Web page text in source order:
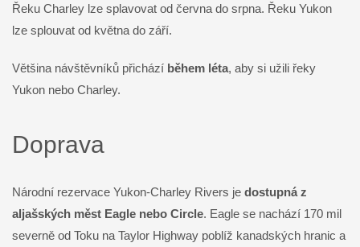
Řeku Charley lze splavovat od června do srpna. Řeku Yukon
lze splouvat od května do září.
Většina návštěvníků přichází během léta, aby si užili řeky
Yukon nebo Charley.
Doprava
Národní rezervace Yukon-Charley Rivers je dostupná z
aljašských měst Eagle nebo Circle. Eagle se nachází 170 mil
severně od Toku na Taylor Highway poblíž kanadských hranic a